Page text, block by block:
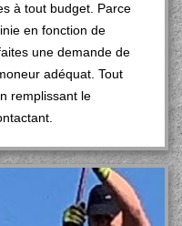
à tout budget. Parce
en fonction de
une demande de
adéquat. Tout
remplissant le